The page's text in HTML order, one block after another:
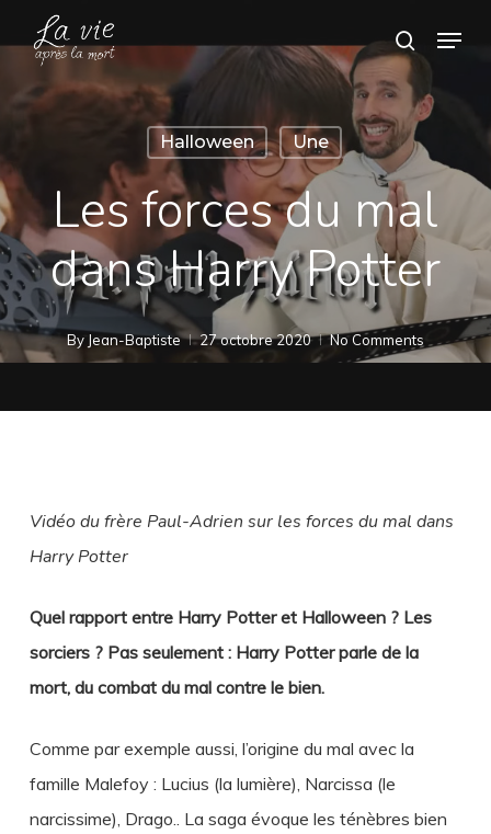
to
main
search
Menu
Halloween Une
Les forces du mal
dans Harry Potter
By Jean-Baptiste 27 octobre 2020 No Comments
Vidéo du frère Paul-Adrien sur les forces du mal dans
Harry Potter
Quel rapport entre Harry Potter et Halloween ? Les
sorciers ? Pas seulement : Harry Potter parle de la
mort, du combat du mal contre le bien.
Comme par exemple aussi, l’origine du mal avec la
famille Malefoy : Lucius (la lumière), Narcissa (le
narcissime), Drago.. La saga évoque les ténèbres bien